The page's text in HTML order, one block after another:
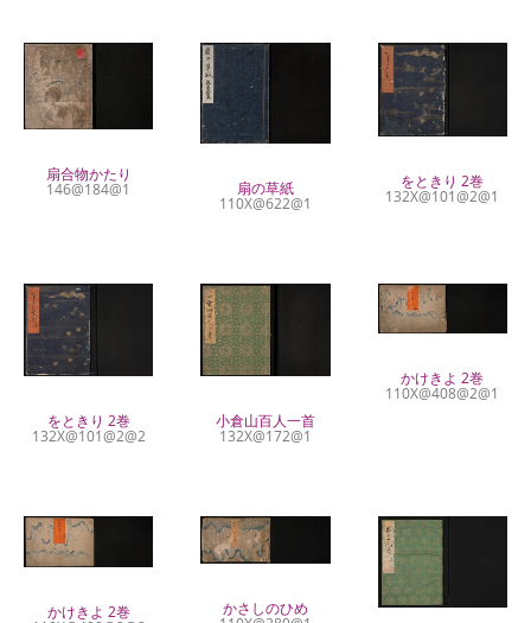
扇合物かたり
146@184@1 扇の草紙
110X@622@1
をときり 2巻
132X@101@2@1
をときり 2巻
132X@101@2@2
小倉山百人一首
132X@172@1
かけきよ 2巻
110X@408@2@1
かけきよ 2巻 かさしのひめ